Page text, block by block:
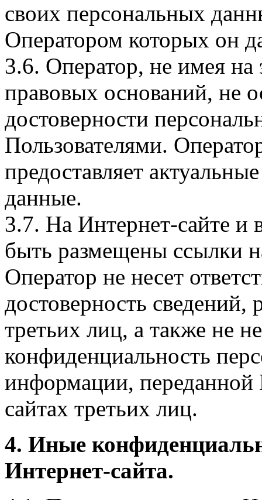
своих персональных
Оператором которых он
3.6. Оператор, не имея
правовых оснований, не
достоверности
Пользователями.
предоставляет
данные.
3.7. На Интернет-сайте
быть размещены ссылки
Оператор не несет
достоверность
третьих лиц, а также не
конфиденциальность
информации, переданной
сайтах третьих лиц.
4. Иные
Интернет-сайта.